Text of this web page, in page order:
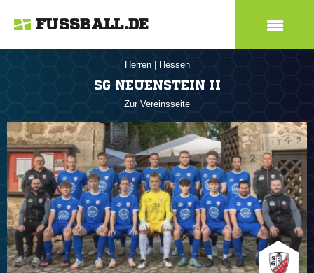
FUSSBALL.DE
Herren Hessen
SG NEUENSTEIN II
Zur Vereinsseite